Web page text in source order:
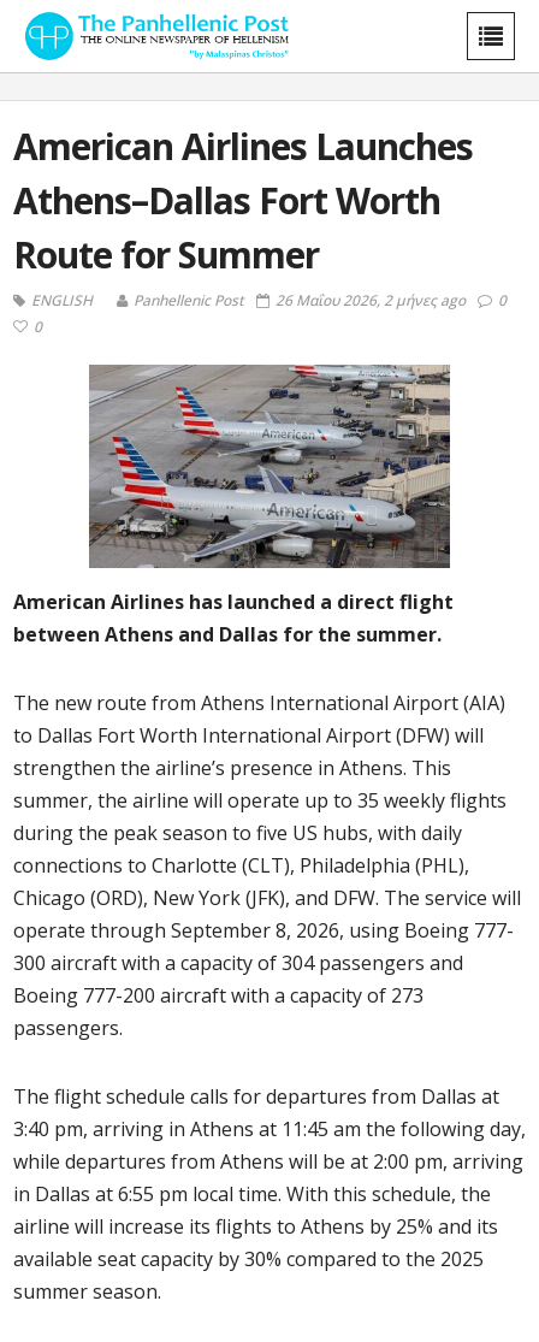
American Airlines Launches
Athens–Dallas Fort Worth
Route for Summer
ENGLISH Panhellenic Post 26 Μαΐου 2026, 2 μήνες ago
0
0
American Airlines has launched a direct flight
between Athens and Dallas for the summer.
The new route from Athens International Airport (AIA)
to Dallas Fort Worth International Airport (DFW) will
strengthen the airline’s presence in Athens. This
summer, the airline will operate up to 35 weekly flights
during the peak season to five US hubs, with daily
connections to Charlotte (CLT), Philadelphia (PHL),
Chicago (ORD), New York (JFK), and DFW. The service will
operate through September 8, 2026, using Boeing 777-
300 aircraft with a capacity of 304 passengers and
Boeing 777-200 aircraft with a capacity of 273
passengers.
The flight schedule calls for departures from Dallas at
3:40 pm, arriving in Athens at 11:45 am the following day,
while departures from Athens will be at 2:00 pm, arriving
in Dallas at 6:55 pm local time. With this schedule, the
airline will increase its flights to Athens by 25% and its
available seat capacity by 30% compared to the 2025
summer season.